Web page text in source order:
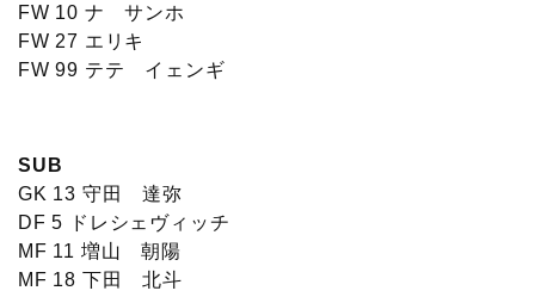
FW 10 ナ サンホ
FW 27 エリキ
FW 99 テテ イェンギ
SUB
GK 13 守田 達弥
DF 5 ドレシェヴィッチ
MF 11 増山 朝陽
MF 18 下田 北斗